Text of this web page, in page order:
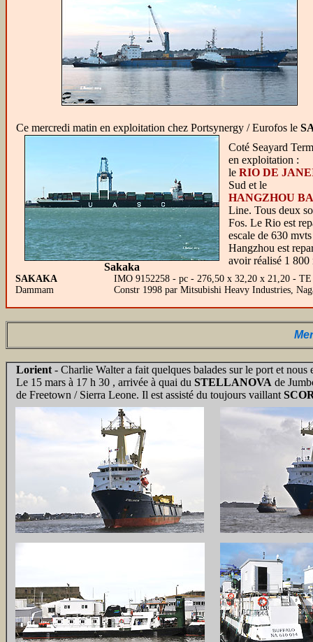
Ce mercredi matin en exploitation chez Portsynergy / Eurofos le
Sakaka
Coté Seayard
en exploitation :
le RIO DE
Sud et le
HANGZHOU
Line. Tous deux
Fos. Le Rio est
escale de 630
Hangzhou est
avoir réalisé 1 800
SAKAKA
Dammam
IMO 9152258 - pc - 276,50 x 32,20 x 21,20 -
Constr 1998 par Mitsubishi Heavy Industries,
Lorient - Charlie Walter a fait quelques balades sur le port et nous
Le 15 mars à 17 h 30 , arrivée à quai du STELLANOVA de
de Freetown / Sierra Leone. Il est assisté du toujours vaillant